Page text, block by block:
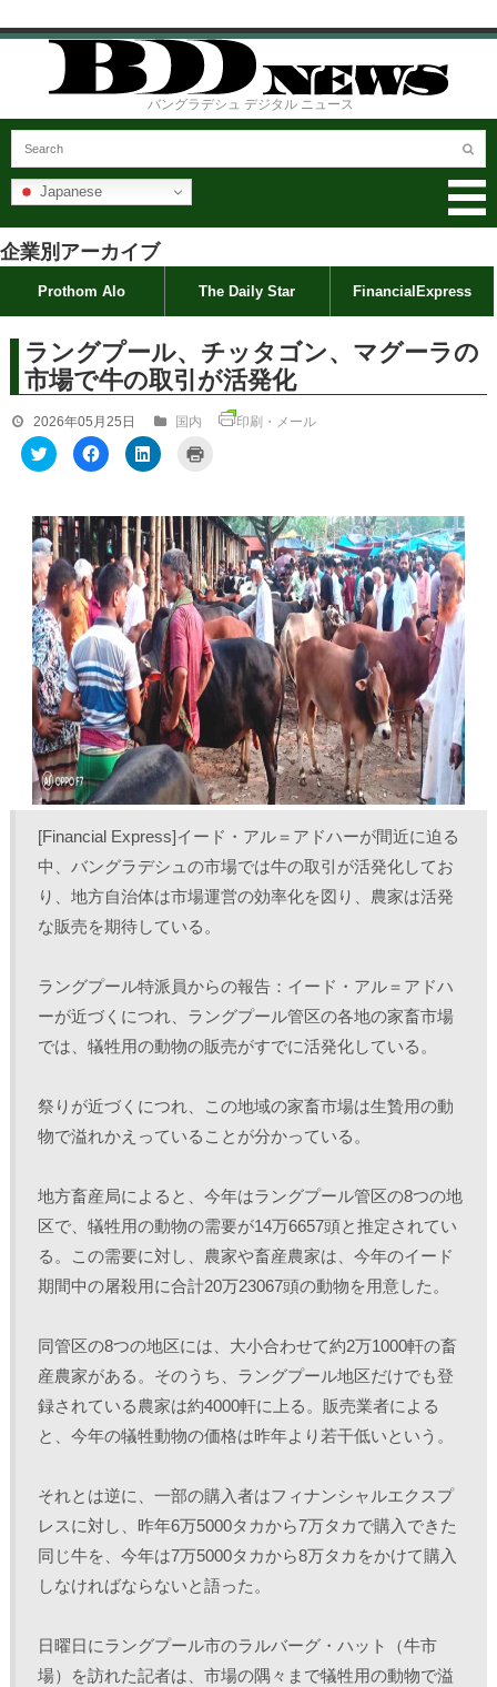
バングラデシュ デジタル ニュース
Japanese
企業別アーカイブ
Prothom Alo The Daily Star FinancialExpress
ラングプール、チッタゴン、マグーラの
市場で牛の取引が活発化
2026年05月25日 国内
印刷・メール
ク
リ
て
T
w
i
t
e
r
で
共
有
(
新
し
い
ウ
ィ
ン
ド
ウ
で
開
す
F
a
o
o
k
で
共
有
す
る
に
は
ク
リ
ッ
ク
し
て
く
だ
さ
い
(
新
ウ
ン
ド
ウ
で
開
き
ク
リ
て
L
i
n
k
e
d
I
n
で
共
有
(
新
し
い
ウ
ィ
ン
ド
ウ
で
ま
)
て
印
刷
(
新
し
い
ウ
ィ
ン
ド
ウ
で
開
)
[Financial Express]イード・アル＝アドハーが間近に迫る
中、バングラデシュの市場では牛の取引が活発化してお
り、地方自治体は市場運営の効率化を図り、農家は活発
な販売を期待している。
ラングプール特派員からの報告：イード・アル＝アドハ
ーが近づくにつれ、ラングプール管区の各地の家畜市場
では、犠牲用の動物の販売がすでに活発化している。
祭りが近づくにつれ、この地域の家畜市場は生贄用の動
物で溢れかえっていることが分かっている。
地方畜産局によると、今年はラングプール管区の8つの地
区で、犠牲用の動物の需要が14万6657頭と推定されてい
る。この需要に対し、農家や畜産農家は、今年のイード
期間中の屠殺用に合計20万23067頭の動物を用意した。
同管区の8つの地区には、大小合わせて約2万1000軒の畜
産農家がある。そのうち、ラングプール地区だけでも登
録されている農家は約4000軒に上る。販売業者による
と、今年の犠牲動物の価格は昨年より若干低いという。
それとは逆に、一部の購入者はフィナンシャルエクスプ
レスに対し、昨年6万5000タカから7万タカで購入できた
同じ牛を、今年は7万5000タカから8万タカをかけて購入
しなければならないと語った。
日曜日にラングプール市のラルバーグ・ハット（牛市
場）を訪れた記者は、市場の隅々まで犠牲用の動物で溢